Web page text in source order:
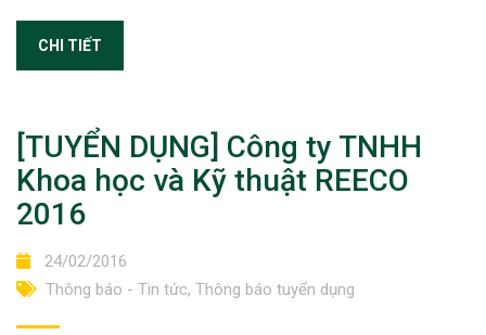
CHI TIẾT
[TUYỂN DỤNG] Công ty TNHH
Khoa học và Kỹ thuật REECO
2016
24/02/2016
Thông báo - Tin tức, Thông báo tuyển dụng